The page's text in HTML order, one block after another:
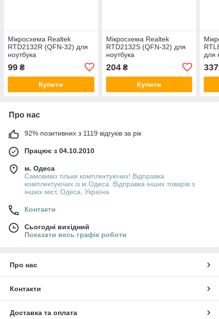
Мікросхема Realtek
RTD2132R (QFN-32) для
ноутбука
99 ₴
Купити
Мікросхема Realtek
RTD2132S (QFN-32) для
ноутбука
204₴
Купити
для
337
Про нас
92% позитивних з 1119 відгуків за рік
Працює з 04.10.2010
м. Одеса
Самовивіз тільки комплектуючих! Відправка
комплектуючих із м.Одеса. Відправка інших товарів з
інших міст, Одеса, Україна
Контакти
Сьогодні вихідний
Показати весь графік роботи
Про нас
Контакти
Доставка та оплата